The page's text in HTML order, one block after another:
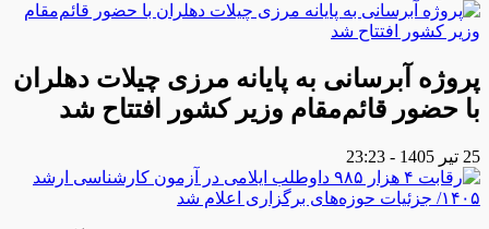
پروژه آبرسانی به پایانه مرزی چیلات دهلران
با حضور قائم‌مقام وزیر کشور افتتاح شد
25 تیر 1405 - 23:23